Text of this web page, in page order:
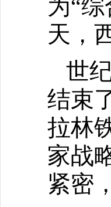
为“
天，
世
结束
拉林
家战
紧密